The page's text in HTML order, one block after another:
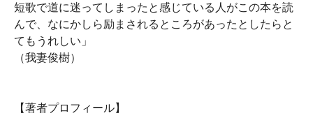
短歌で道に迷ってしまったと感じている人がこの本を読
んで、なにかしら励まされるところがあったとしたらと
てもうれしい」
（我妻俊樹）
【著者プロフィール】